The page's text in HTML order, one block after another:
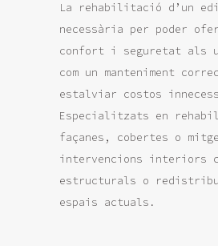
La rehabilitació d’un
necessària per poder
confort i seguretat als
com un manteniment
estalviar costos
Especialitzats en
façanes, cobertes o
intervencions interiors
estructurals o
espais actuals.